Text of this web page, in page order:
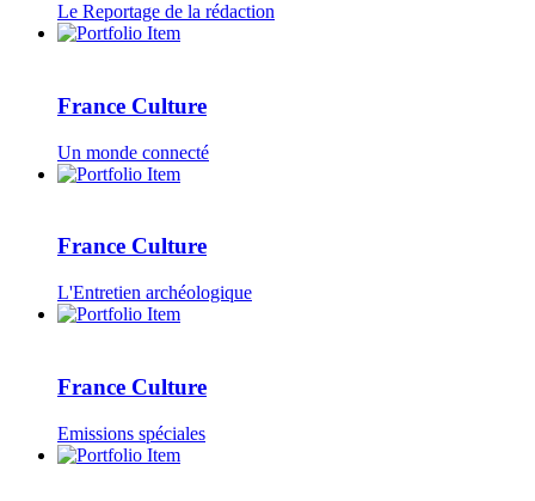
Le Reportage de la rédaction
France Culture
Un monde connecté
France Culture
L'Entretien archéologique
France Culture
Emissions spéciales